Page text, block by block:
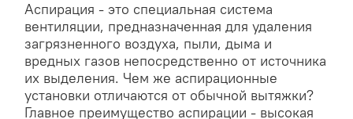
Аспирация - это специальная система
вентиляции, предназначенная для удаления
загрязненного воздуха, пыли, дыма и
вредных газов непосредственно от источника
их выделения. Чем же аспирационные
установки отличаются от обычной вытяжки?
Главное преимущество аспирации - высокая